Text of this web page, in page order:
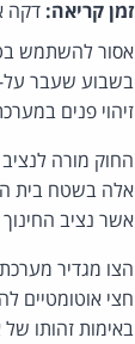
זמן קריאה: דקה
אסור להשתמש
בשבוע שעבר על-
זיהוי פנים
החוק מורה
אשר נציב החינוך
הצו מגדיר מערכת
חצי אוטומטיים
באימות זהותו